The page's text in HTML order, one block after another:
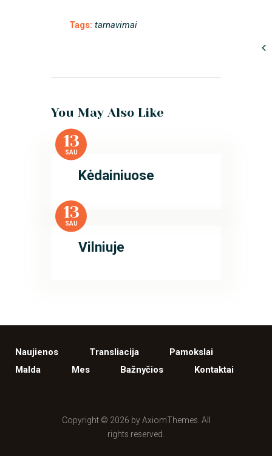
Tags: tarnavimai
You May Also Like
13
SAU
Kėdainiuose
13
SAU
Vilniuje
Naujienos Transliacija
Pamokslai
Malda
Mes Bažnyčios Kontaktai
Copyright © 2026 by AxiomThemes. All
rights reserved.